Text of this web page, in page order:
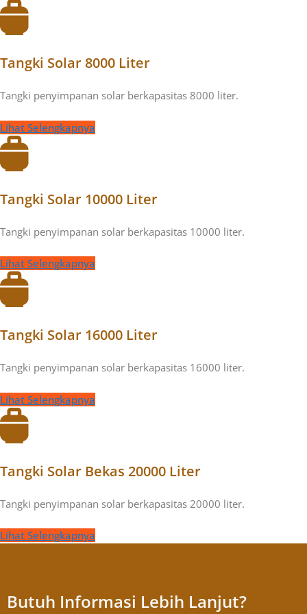
Tangki Solar 8000 Liter
Tangki penyimpanan solar berkapasitas 8000 liter.
Lihat Selengkapnya
Tangki Solar 10000 Liter
Tangki penyimpanan solar berkapasitas 10000 liter.
Lihat Selengkapnya
Tangki Solar 16000 Liter
Tangki penyimpanan solar berkapasitas 16000 liter.
Lihat Selengkapnya
Tangki Solar Bekas 20000 Liter
Tangki penyimpanan solar berkapasitas 20000 liter.
Lihat Selengkapnya
Butuh Informasi Lebih Lanjut?